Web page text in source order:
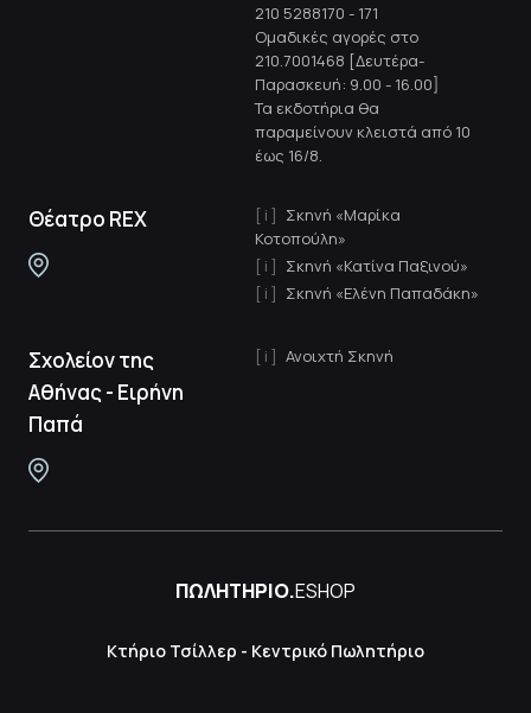
210 5288170 - 171
Ομαδικές αγορές στο
210.7001468 [Δευτέρα-
Παρασκευή: 9.00 - 16.00]
Τα εκδοτήρια θα
παραμείνουν κλειστά από 10
έως 16/8.
Θέατρο REX
Σκηνή «Μαρίκα
Κοτοπούλη»
Σκηνή «Κατίνα Παξινού»
Σκηνή «Ελένη Παπαδάκη»
Σχολείον της
Αθήνας - Ειρήνη
Παπά
Ανοιχτή Σκηνή
ΠΩΛΗΤΗΡΙΟ.ESHOP
Κτήριο Τσίλλερ - Κεντρικό Πωλητήριο